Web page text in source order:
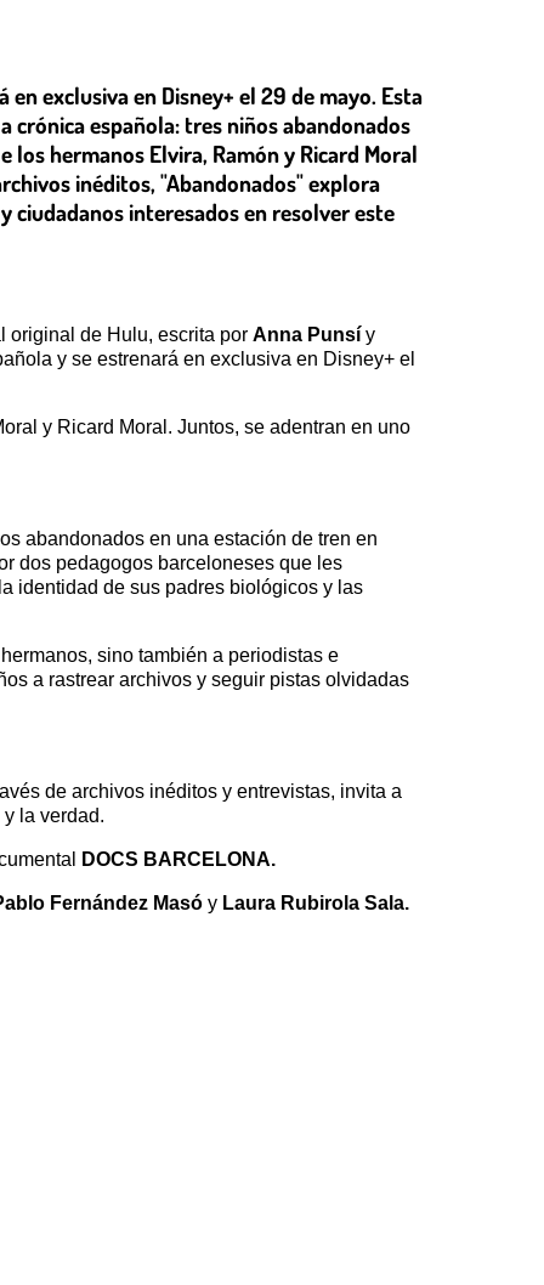
exclusiva en Disney+ el 29 de mayo. Esta
crónica española: tres niños abandonados
los hermanos Elvira, Ramón y Ricard Moral
inéditos, "Abandonados" explora
ciudadanos interesados en resolver este
original de Hulu, escrita por Anna Punsí y
y se estrenará en exclusiva en Disney+ el
y Ricard Moral. Juntos, se adentran en uno
abandonados en una estación de tren en
dos pedagogos barceloneses que les
identidad de sus padres biológicos y las
sino también a periodistas e
a rastrear archivos y seguir pistas olvidadas
de archivos inéditos y entrevistas, invita a
la verdad.
DOCS BARCELONA.
Fernández Masó y Laura Rubirola Sala.